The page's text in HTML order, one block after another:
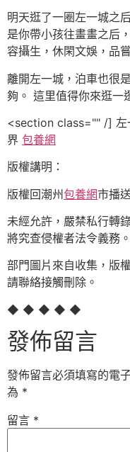
明天逛了一圈左一城之
是你帶小孩往畫畫之后
容攝生，休閑文娛，品
離開左一城，泊車也很
夠。 這里值得你來逛一
<section class="" /] 左
界 包養網
版權講明：
版權回潮州包養網市播
未經允許，嚴禁私行轉
將究查侵權者法令義務。
部門圖片來自收集，版
請聯絡接觸刪除。
◆ ◆ ◆ ◆ ◆
發佈留言
發佈留言必須填寫的電
為 *
留言 *